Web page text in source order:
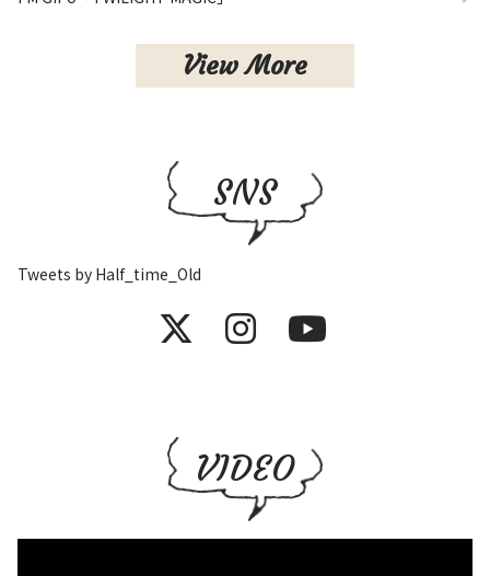
View More
SNS
Tweets by Half_time_Old
VIDEO